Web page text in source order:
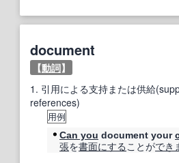
document
【動詞】
1. 引用による支持または供給
references)
用例
Can you document your
張を書面にすることができ